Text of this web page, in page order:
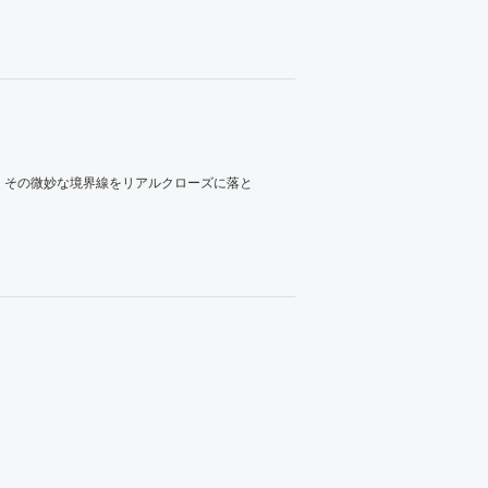
の微妙な境界線をリアルクローズに落と